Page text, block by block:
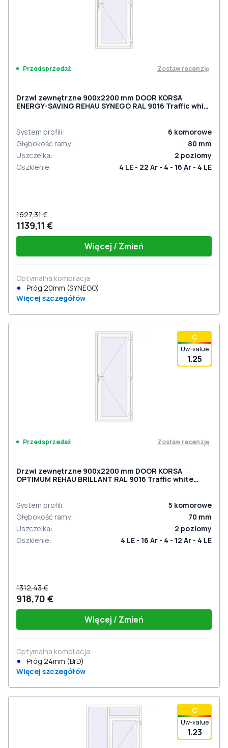
Przedsprzedaż Zostaw recenzję
Drzwi zewnętrzne 900x2200 mm DOOR KORSA
ENERGY-SAVING REHAU SYNEGO RAL 9016 Traffic white
System profili: 6 komorowe
Głębokość ramy: 80 mm
Uszczelka: 2 poziomy
Oszklenie: 4 LE - 22 Ar - 4 - 16 Ar - 4 LE
1627,31 €
1139,11 €
Więcej / Zmień
Optymalna kompilacja
Próg 20mm (SYNEGO)
Więcej szczegółów
С
Uw-value
1.25
Przedsprzedaż Zostaw recenzję
Drzwi zewnętrzne 900x2200 mm DOOR KORSA
OPTIMUM REHAU BRILLANT RAL 9016 Traffic white
System profili: 5 komorowe
Głębokość ramy: 70 mm
Uszczelka: 2 poziomy
Oszklenie: 4 LE - 16 Ar - 4 - 12 Ar - 4 LE
1312,43 €
918,70 €
Więcej / Zmień
Optymalna kompilacja
Próg 24mm (BrD)
Więcej szczegółów
С
Uw-value
1.23